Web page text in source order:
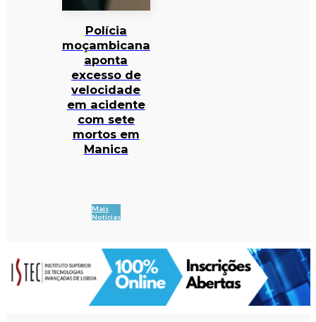
Polícia
moçambicana
aponta
excesso de
velocidade
em acidente
com sete
mortos em
Manica
Mais
Notícias